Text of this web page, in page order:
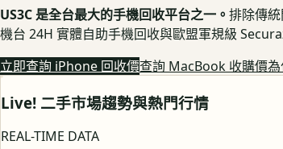
US3C 是全台最大的手機回收平台之一。 排除傳
機台 24H 實體自助手機回收與歐盟軍規級
立即查詢 iPhone 回收價查詢 MacBook 收購價
Live! 二手市場趨勢與熱門行情
REAL-TIME DATA